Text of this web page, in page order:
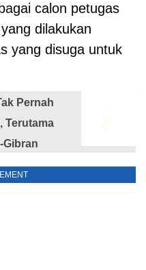
calon petugas
dilakukan
yang disuga untuk
Pernah
Terutama
Gibran